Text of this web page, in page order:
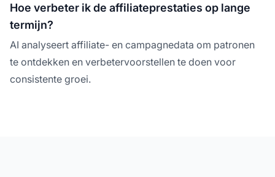
Hoe verbeter ik de affiliateprestaties op lange
termijn?
AI analyseert affiliate- en campagnedata om patronen
te ontdekken en verbetervoorstellen te doen voor
consistente groei.